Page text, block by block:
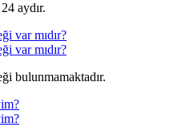
aydır.
var mıdır?
var mıdır?
bulunmamaktadır.​